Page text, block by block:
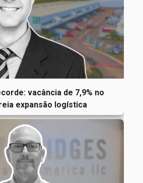
vacância de 7,9% no
expansão logística